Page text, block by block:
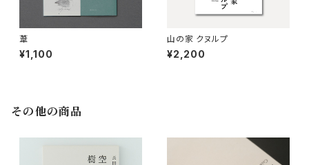
葦
¥1,100
山の家 クヌルプ
¥2,200
その他の商品